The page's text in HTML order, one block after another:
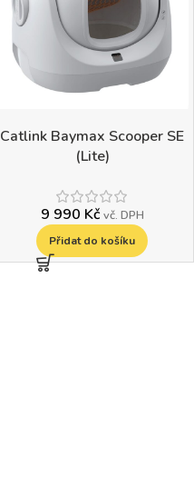
Catlink Baymax Scooper SE
(Lite)
9 990 Kč vč. DPH
Přidat do košíku